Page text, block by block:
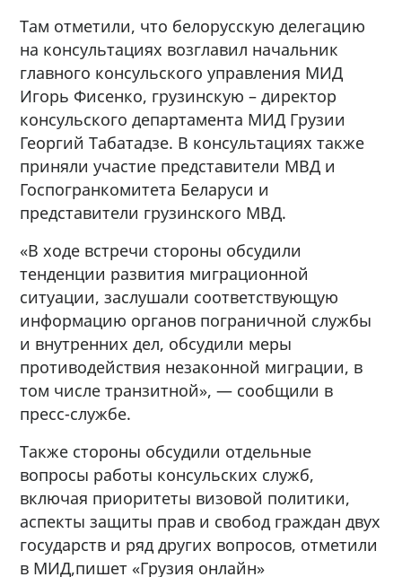
Там отметили, что белорусскую делегацию
на консультациях возглавил начальник
главного консульского управления МИД
Игорь Фисенко, грузинскую – директор
консульского департамента МИД Грузии
Георгий Табатадзе. В консультациях также
приняли участие представители МВД и
Госпогранкомитета Беларуси и
представители грузинского МВД.
«В ходе встречи стороны обсудили
тенденции развития миграционной
ситуации, заслушали соответствующую
информацию органов пограничной службы
и внутренних дел, обсудили меры
противодействия незаконной миграции, в
том числе транзитной», — сообщили в
пресс-службе.
Также стороны обсудили отдельные
вопросы работы консульских служб,
включая приоритеты визовой политики,
аспекты защиты прав и свобод граждан двух
государств и ряд других вопросов, отметили
в МИД,пишет «Грузия онлайн»